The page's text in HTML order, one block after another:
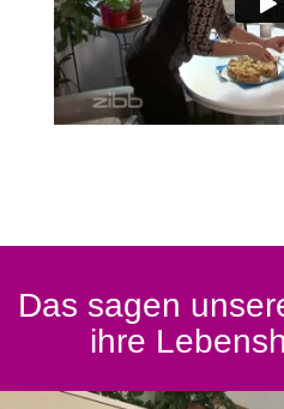
Das sagen
ihre